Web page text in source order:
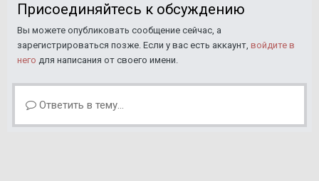
Присоединяйтесь к обсуждению
Вы можете опубликовать сообщение сейчас, а
зарегистрироваться позже. Если у вас есть аккаунт, войдите в
него для написания от своего имени.
Ответить в тему...